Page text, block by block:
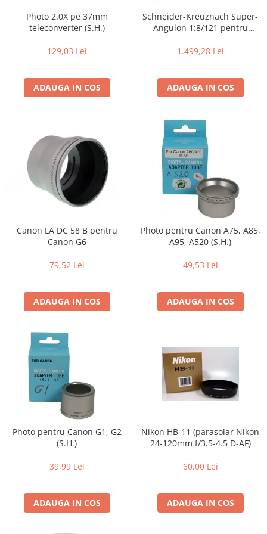
Parasolare
Teleconvertoare
Adaptoare montura / baioneta
Inele Macro
Filtre tip Cokin
Filtre White Balance
Accesorii filtre
Convertoare pe filet foto video
Inele reductii obiective
Blitz-uri externe
Blitz-uri circulare (Macro)
Adaptoare stativ port umbrela si
Comander TTL
Cabluri TTL
Cabluri si Patine Sincron
Alimentare auxiliara blitz
Protectie patina apa, ploaie
Bounce-uri, Softbox-uri
Ring-Flash Adaptor
Bracket-uri si suporti
Huse protectie filtre gel
Photo 2.0X pe 37mm
teleconverter (S.H.)
129,03 Lei
ADAUGA IN COS
Schneider-Kreuznach Super-
Angulon 1:8/121 pentru
1.499,28 Lei
ADAUGA IN COS
Canon LA DC 58 B pentru
Canon G6
79,52 Lei
ADAUGA IN COS
Photo pentru Canon A75, A85,
A95, A520 (S.H.)
49,53 Lei
ADAUGA IN COS
Photo pentru Canon G1, G2
(S.H.)
39,99 Lei
ADAUGA IN COS
Nikon HB-11 (parasolar Nikon
24-120mm f/3.5-4.5 D-AF)
60,00 Lei
ADAUGA IN COS